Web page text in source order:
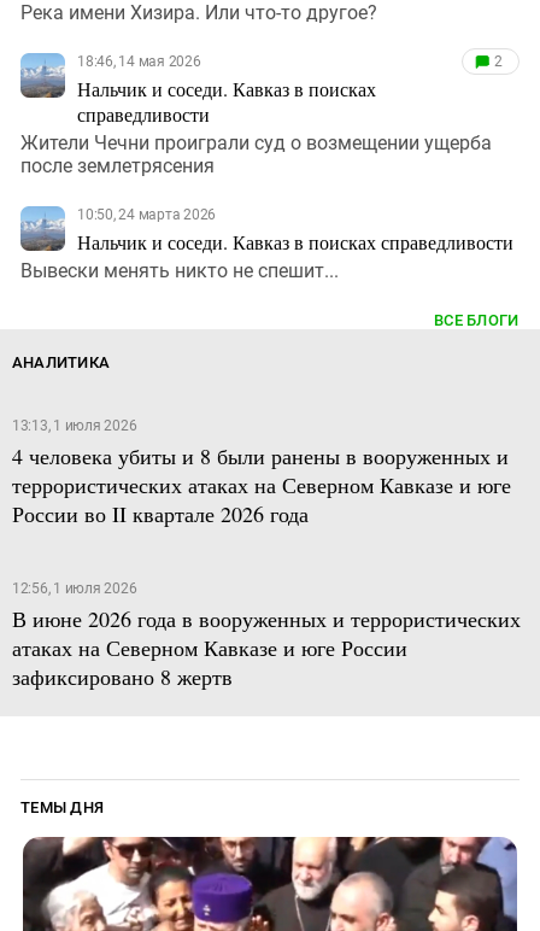
Река имени Хизира. Или что-то другое?
18:46, 14 мая 2026
Нальчик и соседи. Кавказ в поисках
справедливости
2
Жители Чечни проиграли суд о возмещении ущерба
после землетрясения
10:50, 24 марта 2026
Нальчик и соседи. Кавказ в поисках справедливости
Вывески менять никто не спешит...
ВСЕ БЛОГИ
АНАЛИТИКА
13:13, 1 июля 2026
4 человека убиты и 8 были ранены в вооруженных и
террористических атаках на Северном Кавказе и юге
России во II квартале 2026 года
12:56, 1 июля 2026
В июне 2026 года в вооруженных и террористических
атаках на Северном Кавказе и юге России
зафиксировано 8 жертв
ТЕМЫ ДНЯ